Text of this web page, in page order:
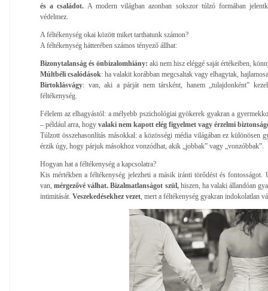
és a családot. A modern világban azonban sokszor túlzó formában
védelmez.
A féltékenység okai között miket tarthatunk számon?
A féltékenység hátterében számos tényező állhat:
Bizonytalanság és önbizalomhiány: aki nem hisz eléggé saját értékeiben,
Múltbéli csalódások: ha valakit korábban megcsaltak vagy elhagytak,
Birtoklásvágy: van, aki a párját nem társként, hanem „tulajdonként”
féltékenység.
Félelem az elhagyástól: a mélyebb pszichológiai gyökerek gyakran a
– például arra, hogy valaki nem kapott elég figyelmet vagy érzelmi
Túlzott összehasonlítás másokkal: a közösségi média világában ez különösen
érzik úgy, hogy párjuk másokhoz vonzódhat, akik „jobbak” vagy „vonzóbbak”.
Hogyan hat a féltékenység a kapcsolatra?
Kis mértékben a féltékenység jelezheti a másik iránti törődést és fontosságot.
van,mérgezővé válhat. Bizalmatlanságot szül,hiszen, ha valaki állandóan
intimitását. Veszekedésekhez vezet , mert a féltékenység gyakran indokolatlan